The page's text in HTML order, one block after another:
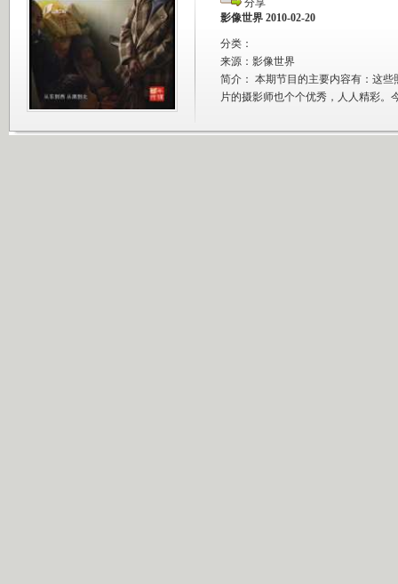
分享
影像世界 2010-02-20
分类：
来源： 影像世界
简介： 本期节目的主要内容有：这
片的摄影师也个个优秀，人人精彩